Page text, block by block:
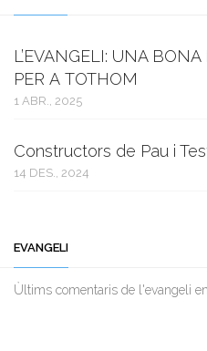
L’EVANGELI: UNA
PER A TOTHOM
1 ABR., 2025
Constructors de Pau i
14 DES., 2024
EVANGELI
Ùltims comentaris de l'evangeli